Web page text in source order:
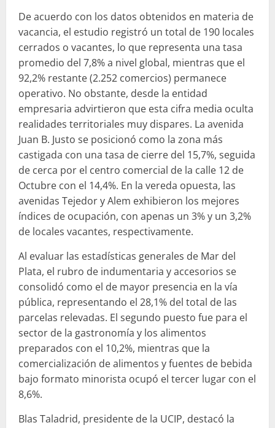
De acuerdo con los datos obtenidos en materia de
vacancia, el estudio registró un total de 190 locales
cerrados o vacantes, lo que representa una tasa
promedio del 7,8% a nivel global, mientras que el
92,2% restante (2.252 comercios) permanece
operativo. No obstante, desde la entidad
empresaria advirtieron que esta cifra media oculta
realidades territoriales muy dispares. La avenida
Juan B. Justo se posicionó como la zona más
castigada con una tasa de cierre del 15,7%, seguida
de cerca por el centro comercial de la calle 12 de
Octubre con el 14,4%. En la vereda opuesta, las
avenidas Tejedor y Alem exhibieron los mejores
índices de ocupación, con apenas un 3% y un 3,2%
de locales vacantes, respectivamente.
Al evaluar las estadísticas generales de Mar del
Plata, el rubro de indumentaria y accesorios se
consolidó como el de mayor presencia en la vía
pública, representando el 28,1% del total de las
parcelas relevadas. El segundo puesto fue para el
sector de la gastronomía y los alimentos
preparados con el 10,2%, mientras que la
comercialización de alimentos y fuentes de bebida
bajo formato minorista ocupó el tercer lugar con el
8,6%.
Blas Taladrid, presidente de la UCIP, destacó la